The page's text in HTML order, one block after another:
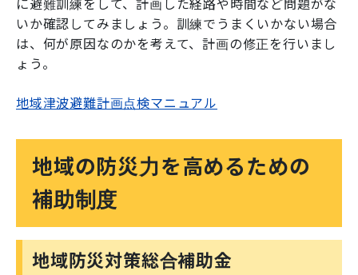
に避難訓練をして、計画した経路や時間など問題がな
いか確認してみましょう。訓練でうまくいかない場合
は、何が原因なのかを考えて、計画の修正を行いまし
ょう。
地域津波避難計画点検マニュアル
地域の防災力を高めるための
補助制度
地域防災対策総合補助金